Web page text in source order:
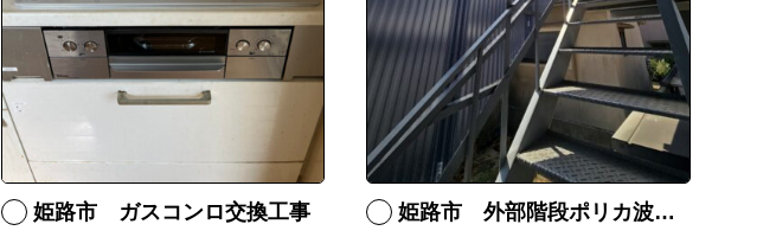
姫路市 ガスコンロ交換工事 姫路市 外部階段ポリカ波板張替工事